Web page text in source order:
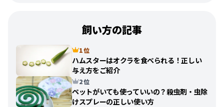
飼い方の記事
1 位
ハムスターはオクラを食べられる！正しい
与え方をご紹介
2 位
ペットがいても使っていいの？殺虫剤・虫除
けスプレーの正しい使い方